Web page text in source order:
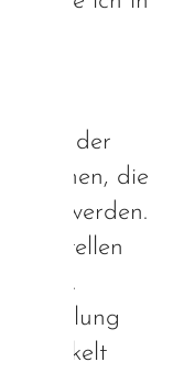
an der
die
werden.
stellen
sog.
"Heilung